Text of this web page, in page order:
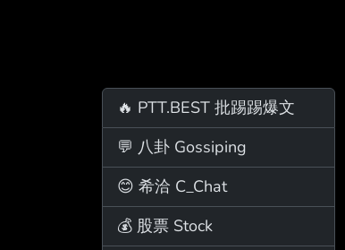
🔥 PTT.BEST 批踢踢爆文
💬 八卦 Gossiping
😊 希洽 C_Chat
💰 股票 Stock